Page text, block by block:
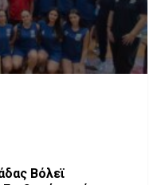
Βόλεϊ